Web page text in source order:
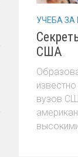
УЧЕБА ЗА
США
вузов